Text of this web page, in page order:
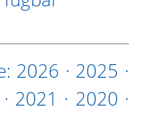
2026 · 2025 ·
· 2021 · 2020 ·